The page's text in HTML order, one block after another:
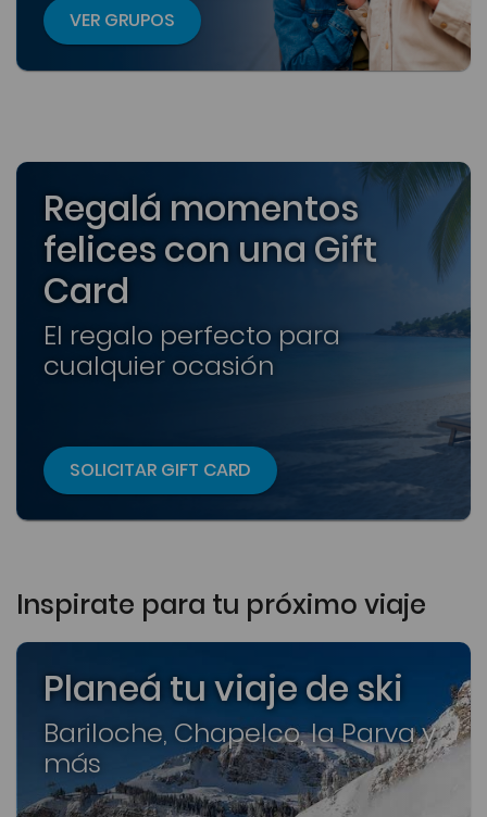
VER GRUPOS
Regalá momentos
felices con una Gift
Card
El regalo perfecto para
cualquier ocasión
SOLICITAR GIFT CARD
Inspirate para tu próximo viaje
Planeá tu viaje de ski
Bariloche, Chapelco, la Parva y
más